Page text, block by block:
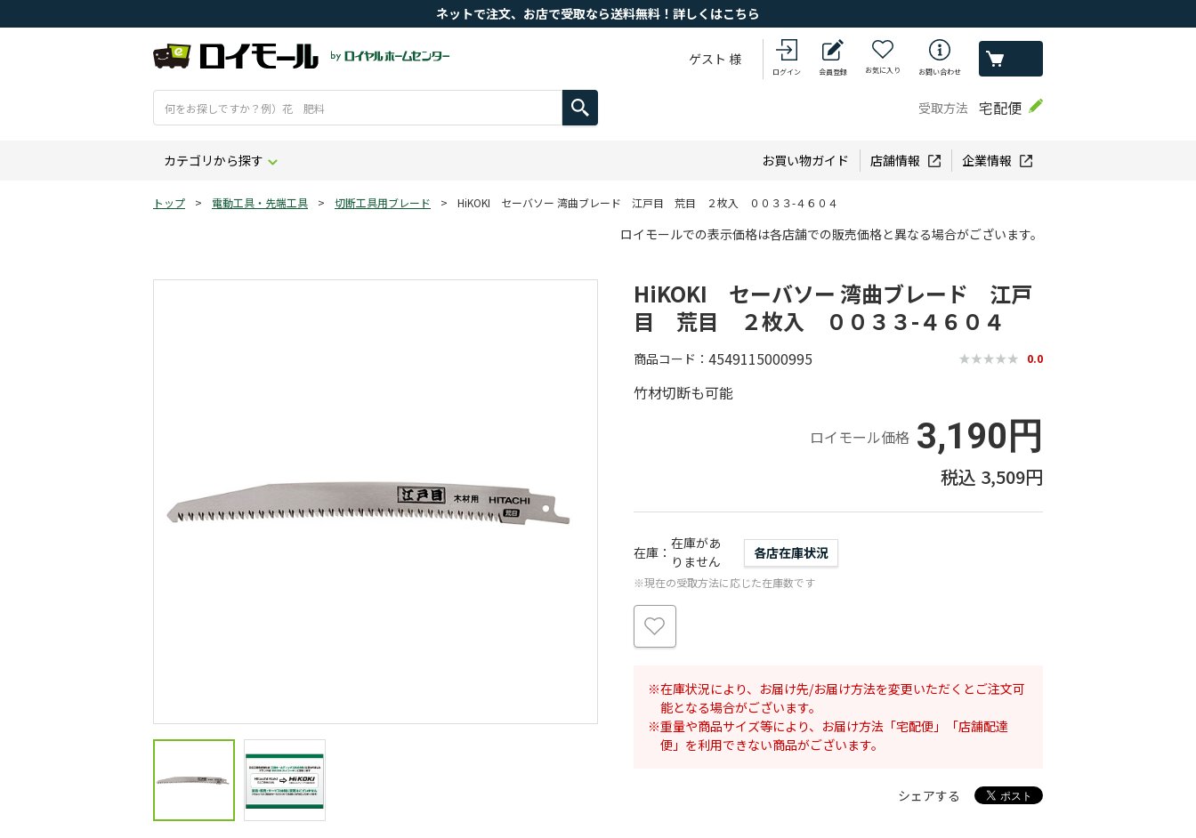
ネットで注文、お店で受取なら送料無料！詳しくはこちら
ゲスト 様
ログイン 会員登録 お気に入り お問い合わせ
受取方法 宅配便
カテゴリから探す お買い物ガイド 店舗情報 企業情報
トップ > 電動工具・先端工具 > 切断工具用ブレード > HiKOKI セーバソー 湾曲ブレード 江戸目 荒目 ２枚入 ００３３-４６０４
ロイモールでの表示価格は各店舗での販売価格と異なる場合がございます。
HiKOKI セーバソー 湾曲ブレード 江戸
目 荒目 ２枚入 ００３３-４６０４
商品コード 4549115000995 0.0
竹材切断も可能
ロイモール価格 3,190円
3,509円
在庫
在庫があ
りません
各店在庫状況
※現在の受取方法に応じた在庫数です
在庫状況により、お届け先/お届け方法を変更いただくとご注文可
能となる場合がございます。
重量や商品サイズ等により、お届け方法「宅配便」「店舗配達
便」を利用できない商品がございます。
シェアする